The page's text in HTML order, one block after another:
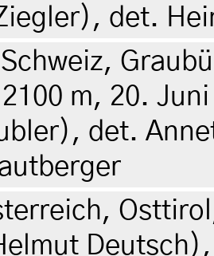
det.
m, 20.
det.